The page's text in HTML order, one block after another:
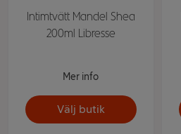
Intimtvätt Mandel Shea
200ml Libresse
Mer info
Välj butik